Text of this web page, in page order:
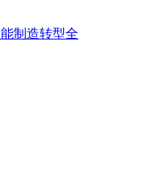
制造转型全